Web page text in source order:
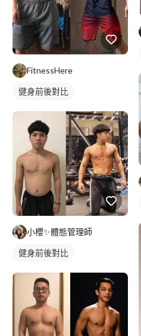
FitnessHere
健身前後對比
小櫻✨體態管理師
健身前後對比